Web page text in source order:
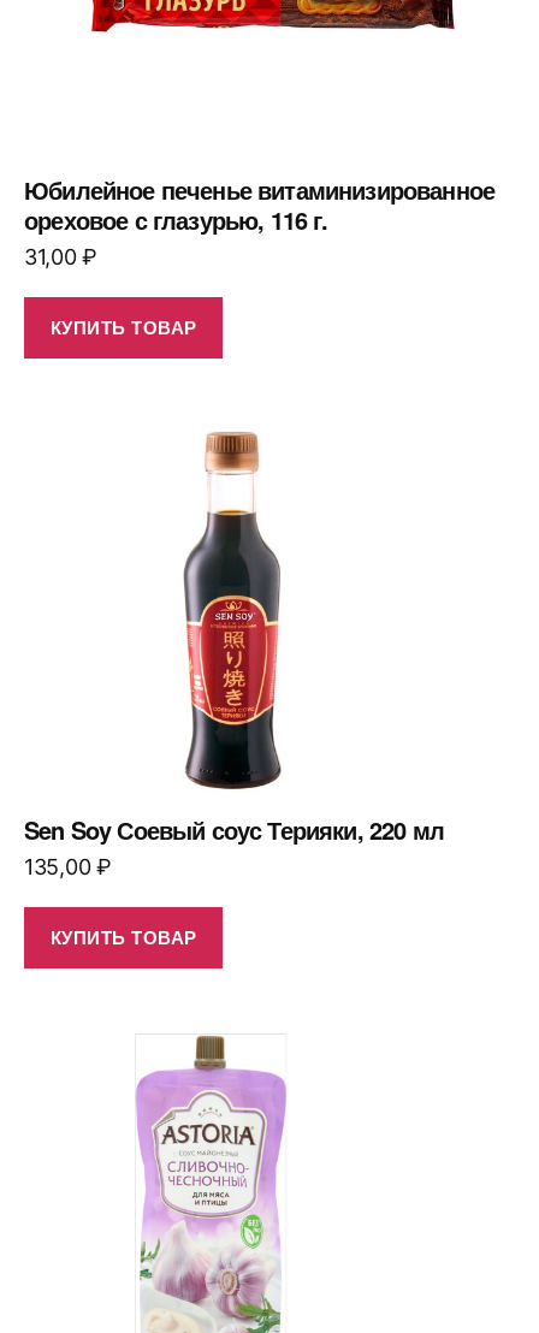
Юбилейное печенье витаминизированное
ореховое с глазурью, 116 г.
31,00₽
КУПИТЬ ТОВАР
Sen Soy Соевый соус Терияки, 220 мл
135,00₽
КУПИТЬ ТОВАР